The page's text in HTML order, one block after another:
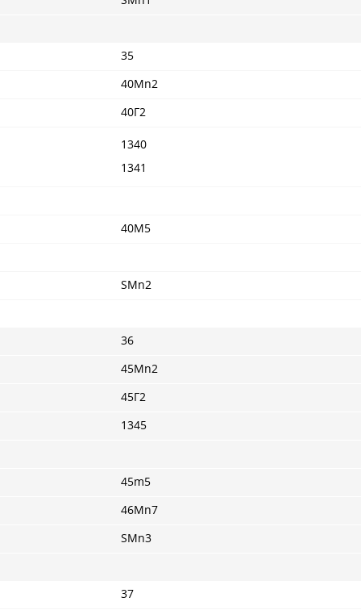
35
40Mn2
40Г2
1340
1341
40M5
SMn2
36
45Mn2
45Г2
1345
45m5
46Mn7
SMn3
37